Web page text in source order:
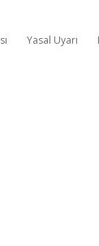
Yasal Uyarı